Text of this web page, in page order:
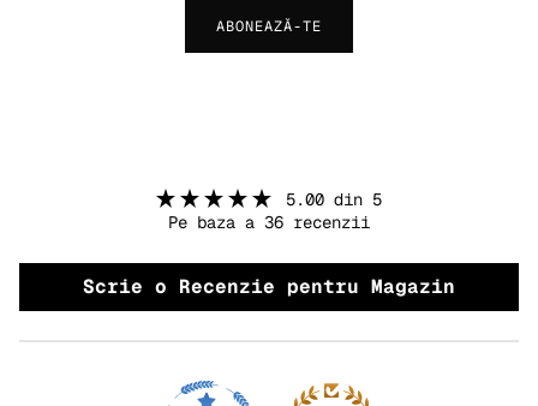
ABONEAZĂ-TE
5.00 din 5
Pe baza a 36 recenzii
Scrie o Recenzie pentru Magazin